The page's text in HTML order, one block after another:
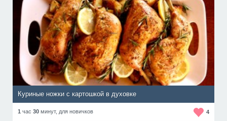
Куриные ножки с картошкой в духовке
1 час 30 минут, для новичков 4